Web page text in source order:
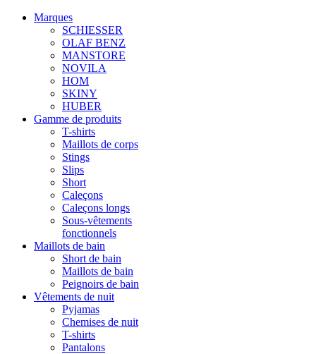
Marques
SCHIESSER
OLAF BENZ
MANSTORE
NOVILA
HOM
SKINY
HUBER
Gamme de produits
T-shirts
Maillots de corps
Stings
Slips
Short
Caleçons
Caleçons longs
Sous-vêtements
fonctionnels
Maillots de bain
Short de bain
Maillots de bain
Peignoirs de bain
Vêtements de nuit
Pyjamas
Chemises de nuit
T-shirts
Pantalons